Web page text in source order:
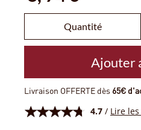
Quantité
Ajouter
Livraison OFFERTE dès 65€
4.7 / Lire